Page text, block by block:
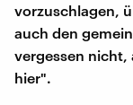
vorzuschlagen,
auch den
vergessen nicht,
hier".